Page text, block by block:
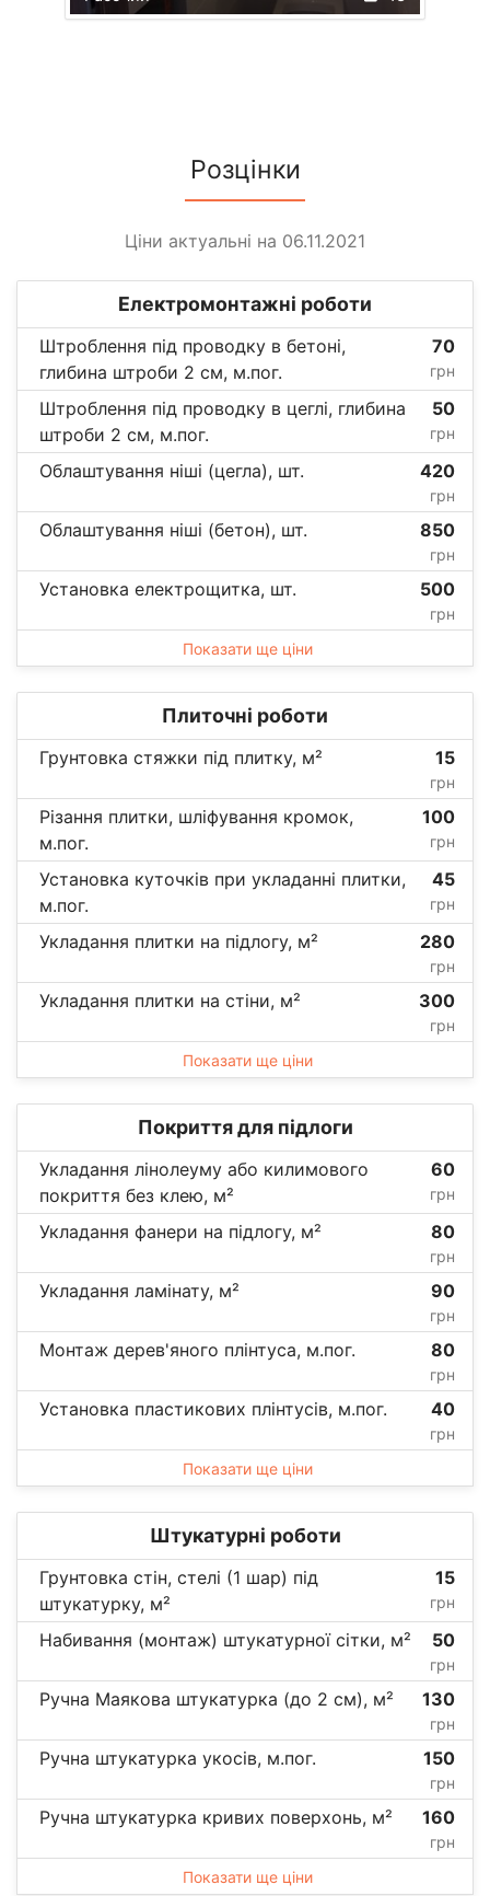
Розцінки
Ціни актуальні на 06.11.2021
Електромонтажні роботи
Штроблення під проводку в бетоні,
глибина штроби 2 см, м.пог.
70
грн
Штроблення під проводку в цеглі, глибина
штроби 2 см, м.пог.
50
грн
Облаштування ніші (цегла), шт. 420
грн
Облаштування ніші (бетон), шт. 850
грн
Установка електрощитка, шт. 500
грн
Показати ще ціни
Плиточні роботи
Грунтовка стяжки під плитку, м² 15
грн
Різання плитки, шліфування кромок,
м.пог.
100
грн
Установка куточків при укладанні плитки,
м.пог.
45
грн
Укладання плитки на підлогу, м² 280
грн
Укладання плитки на стіни, м² 300
грн
Показати ще ціни
Покриття для підлоги
Укладання лінолеуму або килимового
покриття без клею, м²
60
грн
Укладання фанери на підлогу, м² 80
грн
Укладання ламінату, м² 90
грн
Монтаж дерев'яного плінтуса, м.пог. 80
грн
Установка пластикових плінтусів, м.пог. 40
грн
Показати ще ціни
Штукатурні роботи
Грунтовка стін, стелі (1 шар) під
штукатурку, м²
15
грн
Набивання (монтаж) штукатурної сітки, м² 50
грн
Ручна Маякова штукатурка (до 2 см), м² 130
грн
Ручна штукатурка укосів, м.пог. 150
грн
Ручна штукатурка кривих поверхонь, м² 160
грн
Показати ще ціни